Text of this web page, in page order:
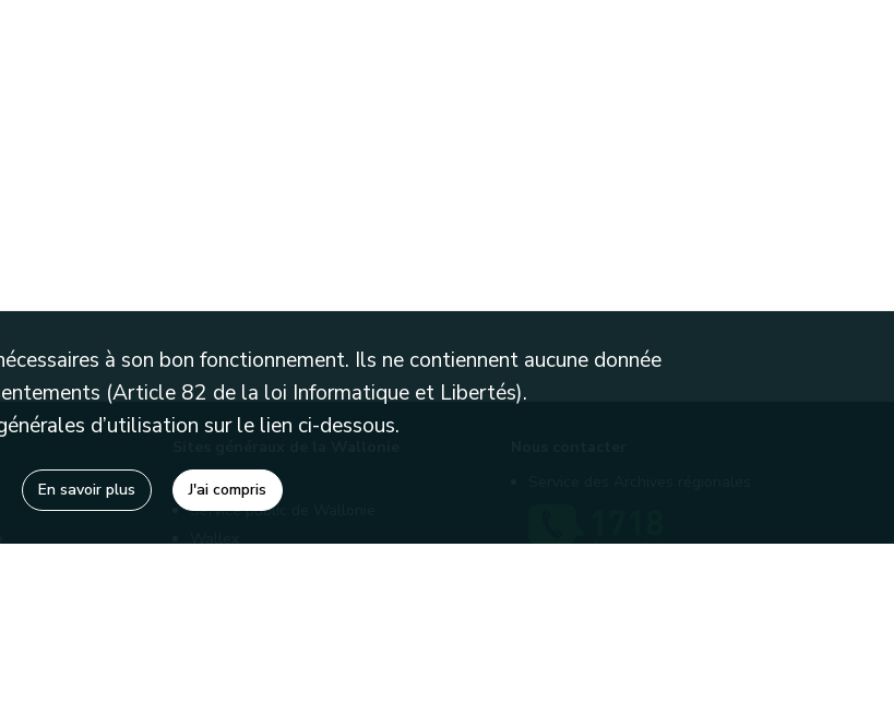
Wallonie.be
Service public de Wallonie
Wallex
à son bon fonctionnement. Ils ne contiennent aucune donnée
(Article 82 de la loi Informatique et Libertés).
d’utilisation sur le lien ci-dessous.
En savoir plus J'ai compris